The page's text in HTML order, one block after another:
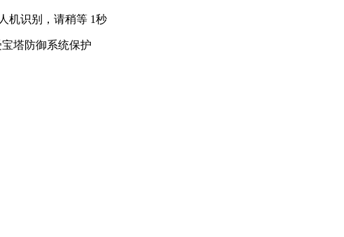
机识别，请稍等 1秒
塔防御系统保护